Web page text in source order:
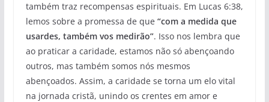
também traz recompensas espirituais. Em Lucas 6:38,
lemos sobre a promessa de que “com a medida que
usardes, também vos medirão”. Isso nos lembra que
ao praticar a caridade, estamos não só abençoando
outros, mas também somos nós mesmos
abençoados. Assim, a caridade se torna um elo vital
na jornada cristã, unindo os crentes em amor e